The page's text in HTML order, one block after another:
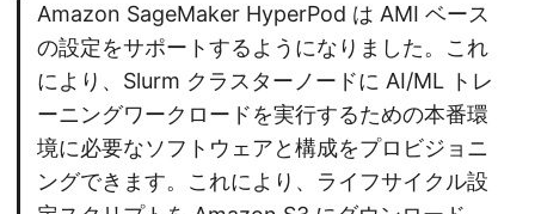
Amazon SageMaker HyperPod は AMI ベース
の設定をサポートするようになりました。これ
により、Slurm クラスターノードに AI/ML トレ
ーニングワークロードを実行するための本番環
境に必要なソフトウェアと構成をプロビジョニ
ングできます。これにより、ライフサイクル設